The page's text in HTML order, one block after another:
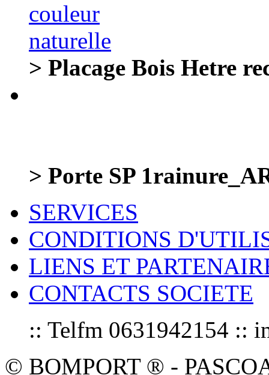
> Placage Bois Hetre
> Porte SP
SERVICES
CONDITIONS
LIENS ET
CONTACTS SOCIETE
:: Telfm 0631942154 ::
© BOMPORT ® -